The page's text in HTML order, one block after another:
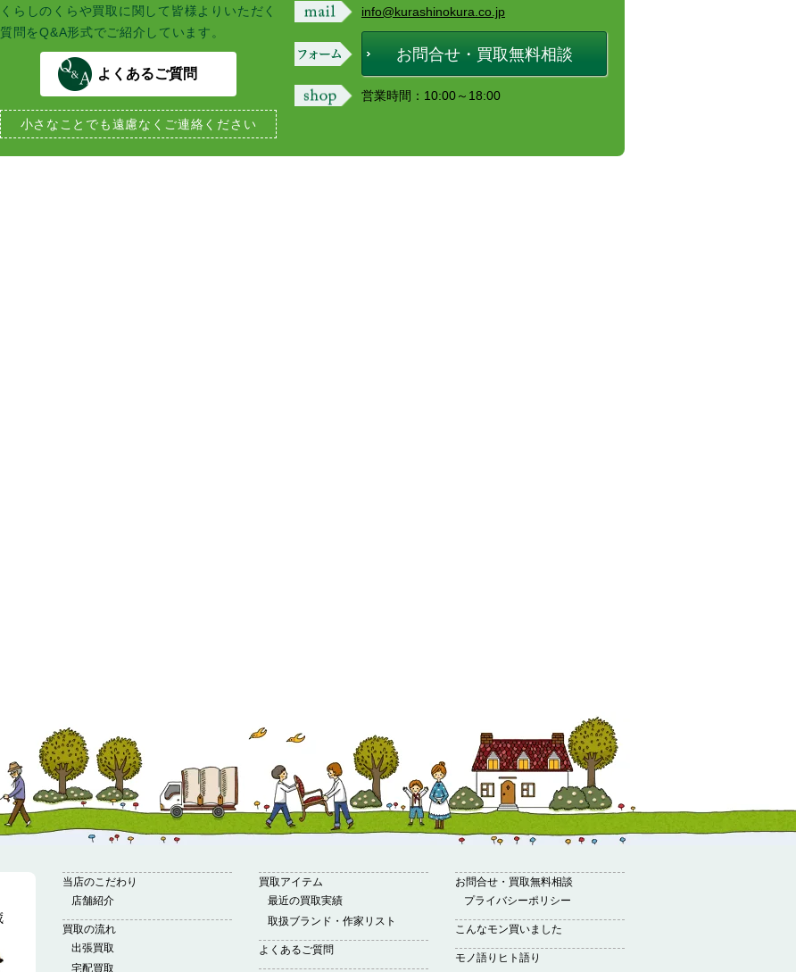
くらしのくらや買取に関して皆様よりいただく
質問をQ&A形式でご紹介しています。
よくあるご質問
小さなことでも遠慮なくご連絡ください
info@kurashinokura.co.jp
お問合せ・買取無料相談
営業時間：10:00～18:00
当店のこだわり
店舗紹介
買取の流れ
出張買取
宅配買取
買取アイテム
最近の買取実績
取扱ブランド・作家リスト
よくあるご質問
お問合せ・買取無料相談
プライバシーポリシー
こんなモン買いました
モノ語りヒト語り